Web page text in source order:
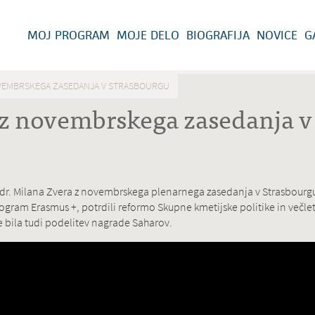
MOJ PROGRAM MOJE DELO BIOGRAFIJA NOVICE
ZASEDANJA V STRASBOURGU
novembrskega zasedanja v
Milana Zvera z novembrskega plenarnega zasedanja v
Erasmus +, potrdili reformo Skupne kmetijske politike in
bila tudi podelitev nagrade Saharov.